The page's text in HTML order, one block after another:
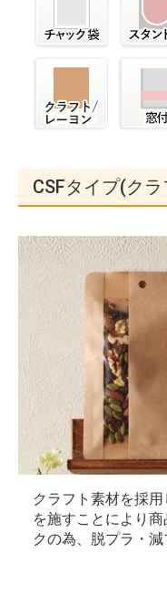
CSFタイプ(ク
クラフト素材を採
を施すことにより
クの為、脱プラ・減